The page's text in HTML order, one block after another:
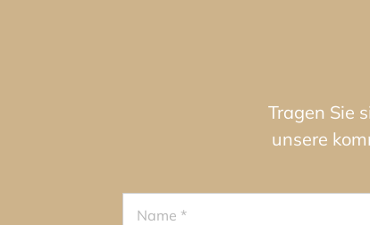
Tragen Sie
unsere